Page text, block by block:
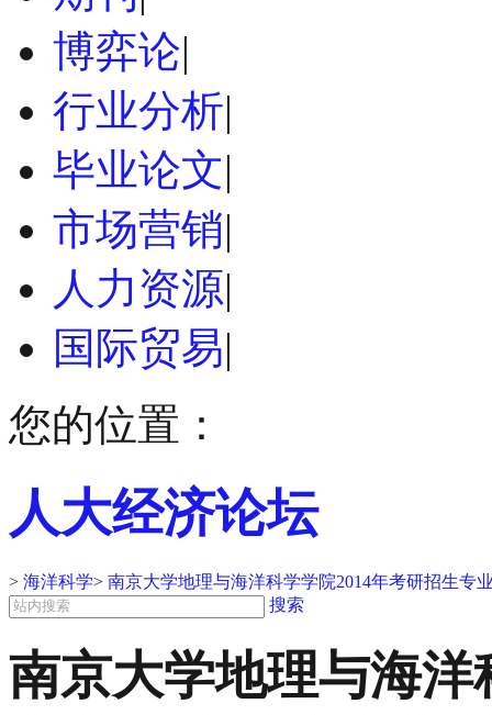
博弈论|
行业分析|
毕业论文|
市场营销|
人力资源|
国际贸易|
您的位置：
人大经济论坛
> 海洋科学> 南京大学地理与海洋科学学院2014年考研招生专
搜索
南京大学地理与海洋